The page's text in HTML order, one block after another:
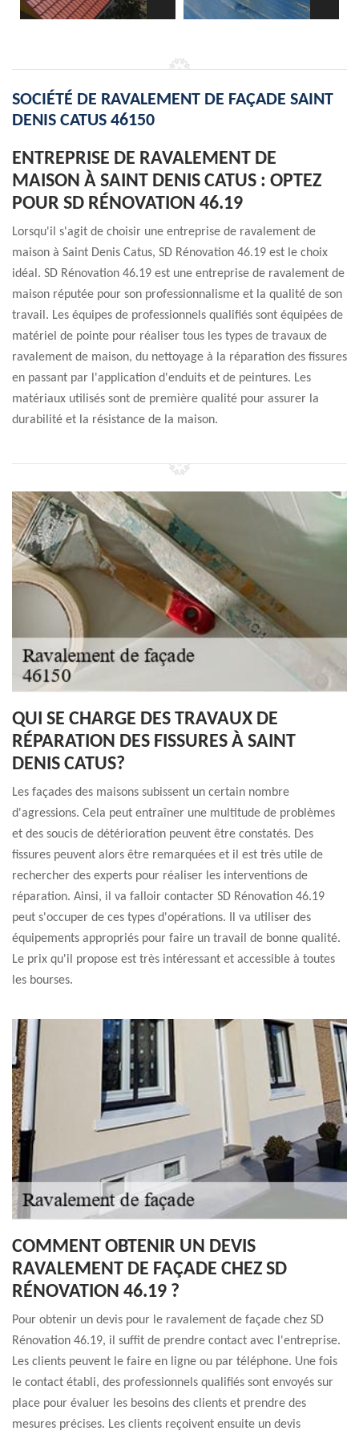
SOCIÉTÉ DE RAVALEMENT DE FAÇADE SAINT
DENIS CATUS 46150
ENTREPRISE DE RAVALEMENT DE
MAISON À SAINT DENIS CATUS : OPTEZ
POUR SD RÉNOVATION 46.19
Lorsqu'il s'agit de choisir une entreprise de ravalement de
maison à Saint Denis Catus, SD Rénovation 46.19 est le choix
idéal. SD Rénovation 46.19 est une entreprise de ravalement de
maison réputée pour son professionnalisme et la qualité de son
travail. Les équipes de professionnels qualifiés sont équipées de
matériel de pointe pour réaliser tous les types de travaux de
ravalement de maison, du nettoyage à la réparation des fissures
en passant par l'application d'enduits et de peintures. Les
matériaux utilisés sont de première qualité pour assurer la
durabilité et la résistance de la maison.
QUI SE CHARGE DES TRAVAUX DE
RÉPARATION DES FISSURES À SAINT
DENIS CATUS?
Les façades des maisons subissent un certain nombre
d'agressions. Cela peut entraîner une multitude de problèmes
et des soucis de détérioration peuvent être constatés. Des
fissures peuvent alors être remarquées et il est très utile de
rechercher des experts pour réaliser les interventions de
réparation. Ainsi, il va falloir contacter SD Rénovation 46.19
peut s'occuper de ces types d'opérations. Il va utiliser des
équipements appropriés pour faire un travail de bonne qualité.
Le prix qu'il propose est très intéressant et accessible à toutes
les bourses.
COMMENT OBTENIR UN DEVIS
RAVALEMENT DE FAÇADE CHEZ SD
RÉNOVATION 46.19 ?
Pour obtenir un devis pour le ravalement de façade chez SD
Rénovation 46.19, il suffit de prendre contact avec l'entreprise.
Les clients peuvent le faire en ligne ou par téléphone. Une fois
le contact établi, des professionnels qualifiés sont envoyés sur
place pour évaluer les besoins des clients et prendre des
mesures précises. Les clients reçoivent ensuite un devis